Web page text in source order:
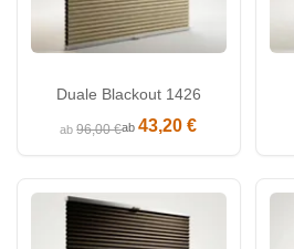
Duale Blackout 1426
ab96,00 €ab43,20 €